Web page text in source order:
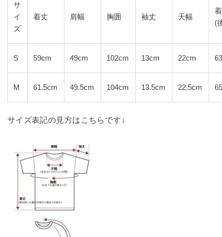
サ
イ
ズ
着丈 肩幅 胸囲 袖丈 天幅
(
S 59cm 49cm 102cm 13cm 22cm
M 61.5cm 49.5cm 104cm 13.5cm 22.5cm
サイズ表記の見方はこちらです↓